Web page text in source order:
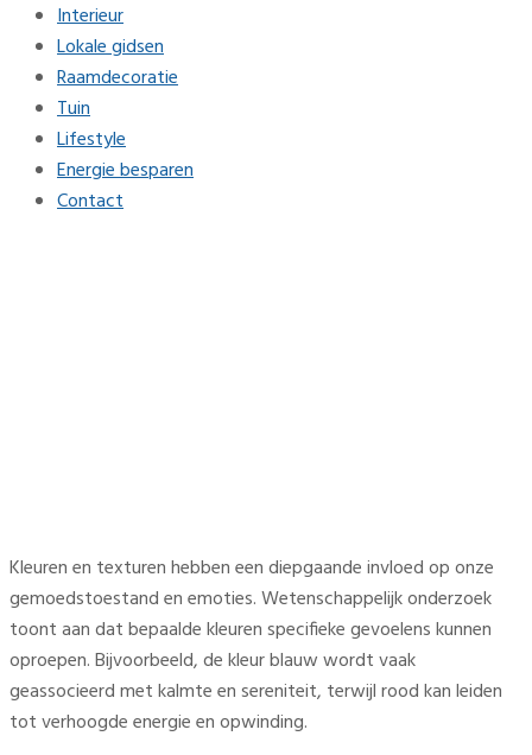
Interieur
Lokale gidsen
Raamdecoratie
Tuin
Lifestyle
Energie besparen
Contact
Kleuren en texturen hebben een diepgaande invloed op onze
gemoedstoestand en emoties. Wetenschappelijk onderzoek
toont aan dat bepaalde kleuren specifieke gevoelens kunnen
oproepen. Bijvoorbeeld, de kleur blauw wordt vaak
geassocieerd met kalmte en sereniteit, terwijl rood kan leiden
tot verhoogde energie en opwinding.